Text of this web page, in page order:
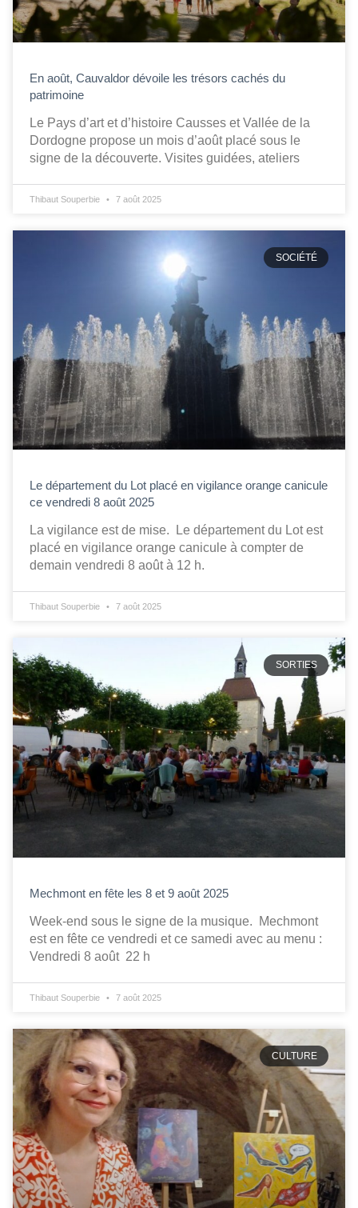
En août, Cauvaldor dévoile les trésors cachés du
patrimoine
Le Pays d’art et d’histoire Causses et Vallée de la
Dordogne propose un mois d’août placé sous le
signe de la découverte. Visites guidées, ateliers
Thibaut Souperbie 7 août 2025
SOCIÉTÉ
Le département du Lot placé en vigilance orange canicule
ce vendredi 8 août 2025
La vigilance est de mise. Le département du Lot est
placé en vigilance orange canicule à compter de
demain vendredi 8 août à 12 h.
Thibaut Souperbie 7 août 2025
SORTIES
Mechmont en fête les 8 et 9 août 2025
Week-end sous le signe de la musique. Mechmont
est en fête ce vendredi et ce samedi avec au menu :
Vendredi 8 août 22 h
Thibaut Souperbie 7 août 2025
CULTURE